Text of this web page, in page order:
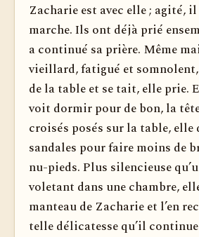
Zacharie est avec elle ; agité,
marche. Ils ont déjà prié
a continué sa prière. Même
vieillard, fatigué et somnolent,
de la table et se tait, elle prie.
voit dormir pour de bon, la
croisés posés sur la table, elle
sandales pour faire moins de
nu-pieds. Plus silencieuse
voletant dans une chambre,
manteau de Zacharie et l’en
telle délicatesse qu’il